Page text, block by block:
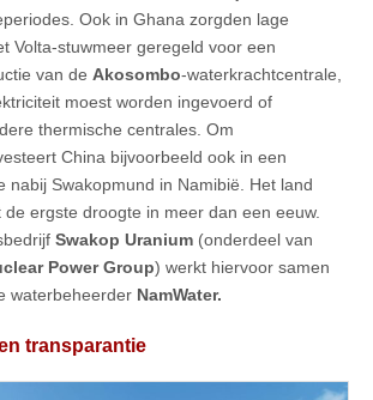
Ook in Ghana zorgden lage
Volta-stuwmeer geregeld voor een
van de Akosombo-waterkrachtcentrale,
moest worden ingevoerd of
thermische centrales. Om
China bijvoorbeeld ook in een
nabij Swakopmund in Namibië. Het land
ergste droogte in meer dan een eeuw.
Swakop Uranium (onderdeel van
Power Group) werkt hiervoor samen
waterbeheerder NamWater.
transparantie